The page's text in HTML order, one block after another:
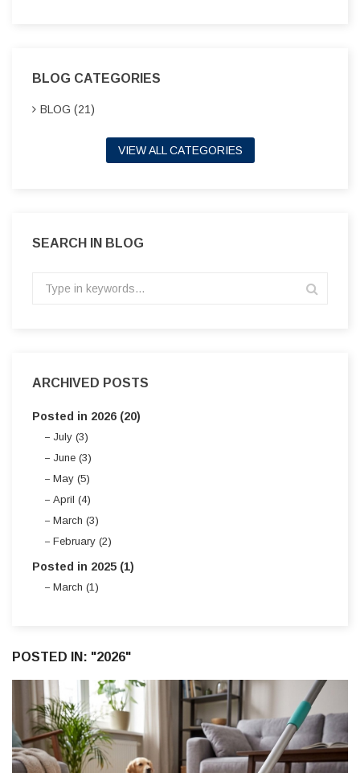
BLOG CATEGORIES
BLOG (21)
VIEW ALL CATEGORIES
SEARCH IN BLOG
ARCHIVED POSTS
Posted in 2026 (20)
July (3)
June (3)
May (5)
April (4)
March (3)
February (2)
Posted in 2025 (1)
March (1)
POSTED IN: "2026"